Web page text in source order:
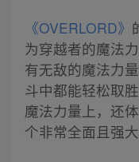
《OVERLORD》
为穿越者的魔法
有无敌的魔法力
斗中都能轻松取
魔法力量上，还
个非常全面且强大